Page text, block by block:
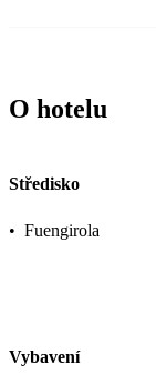
O hotelu
Středisko
• Fuengirola
Vybavení